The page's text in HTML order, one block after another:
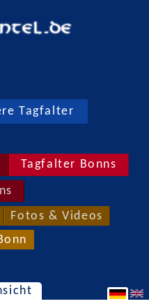
Tagfalter
Tagfalter Bonns
Fotos & Videos